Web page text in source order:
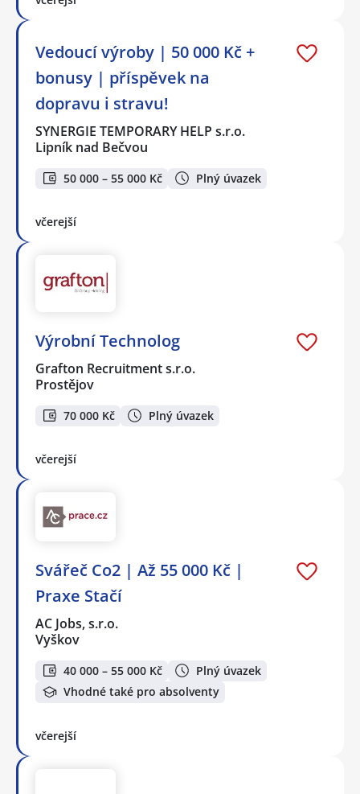
Vedoucí výroby | 50 000 Kč +
bonusy | příspěvek na
dopravu i stravu!
SYNERGIE TEMPORARY HELP s.r.o.
Lipník nad Bečvou
50 000 – 55 000 Kč Plný úvazek
včerejší
Výrobní Technolog
Grafton Recruitment s.r.o.
Prostějov
70 000 Kč Plný úvazek
včerejší
Svářeč Co2 | Až 55 000 Kč |
Praxe Stačí
AC Jobs, s.r.o.
Vyškov
40 000 – 55 000 Kč
Plný úvazek
Vhodné také pro absolventy
včerejší